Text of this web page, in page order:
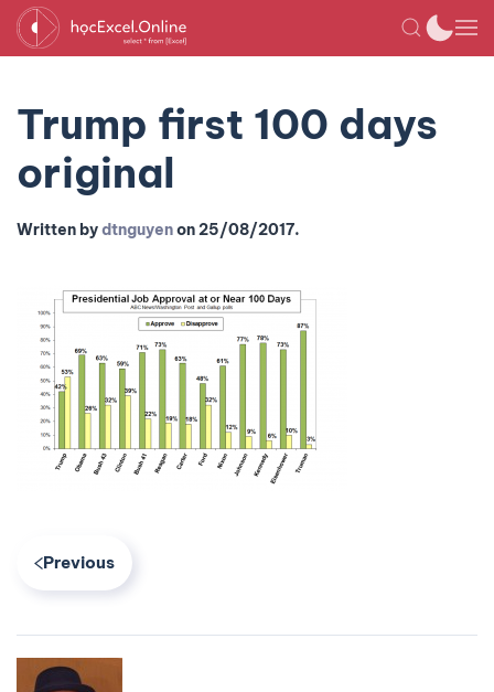
Trump first 100 days
original
Written bydtnguyenon25/08/2017.
Previous